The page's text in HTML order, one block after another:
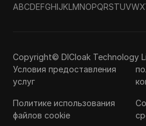
ABCDEFGHIJKLMNOPQRSTUVWX
Copyright© DICloak Technology
Условия предоставления
услуг
Политике использования
файлов cookie